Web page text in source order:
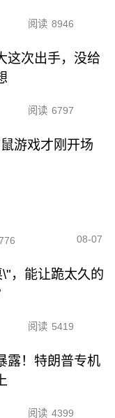
阅读 8946
这次出手，没给
阅读 6797
游戏才刚开场
08-07
，能让跪太久的
阅读 5419
露！特朗普专机
阅读 4399